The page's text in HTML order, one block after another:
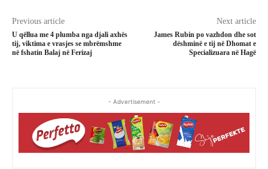
Previous article
U qëllua me 4 plumba nga djali axhës
tij, viktima e vrasjes se mbrëmshme
në fshatin Balaj në Ferizaj
Next article
James Rubin po vazhdon dhe sot
dëshminë e tij në Dhomat e
Specializuara në Hagë
- Advertisement -